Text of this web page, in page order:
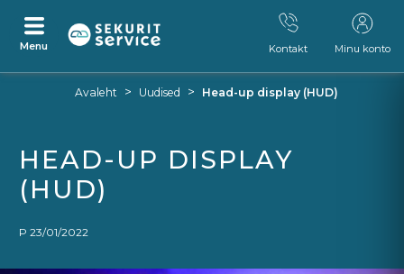
Otse
Otse
navigeerimismenüü
Menu Minu konto
Kontakt
Avaleht > Uudised > Head-up display (HUD)
HEAD-UP DISPLAY
(HUD)
P 23/01/2022